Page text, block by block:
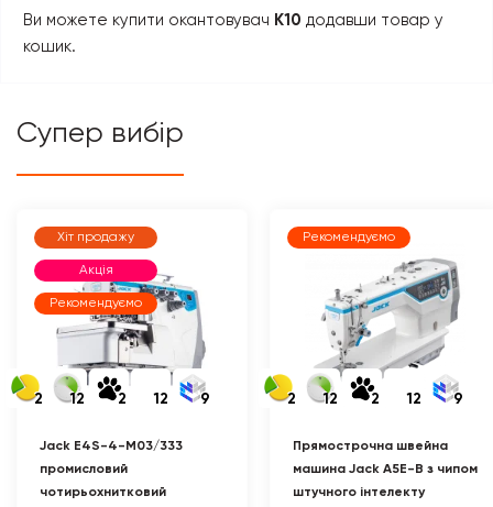
Ви можете купити окантовувач K10 додавши товар у
кошик.
Супер вибір
Хіт продажу
Акція
Рекомендуємо
2 12 2 12 9
Jack E4S-4-M03/333
промисловий
чотирьохнитковий
Рекомендуємо
2 12 2 12 9
Прямострочна швейна
машина Jack A5E-B з чипом
штучного інтелекту